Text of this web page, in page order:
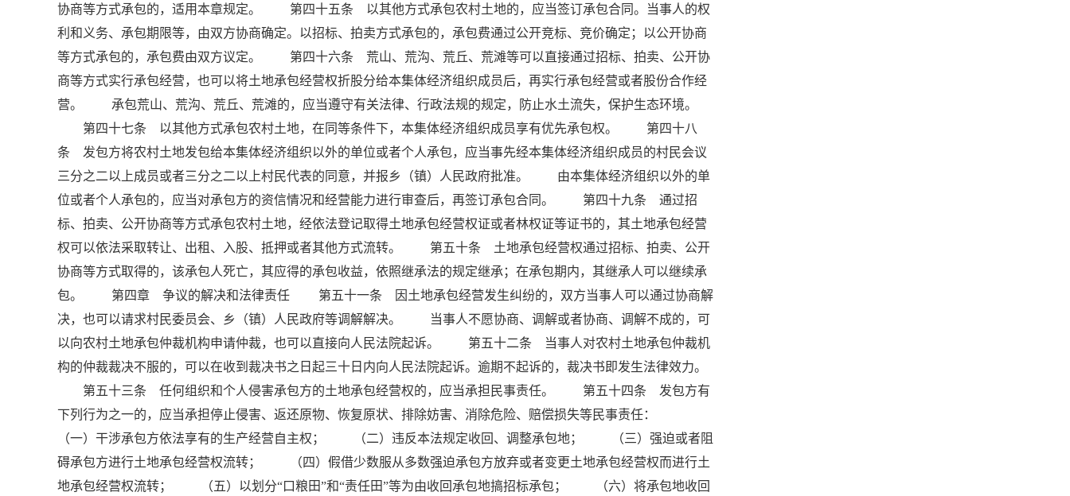
协商等方式承包的，适用本章规定。 第四十五条 以其他方式承包农村土地的，应当签订承包合同。当事人的权
利和义务、承包期限等，由双方协商确定。以招标、拍卖方式承包的，承包费通过公开竞标、竞价确定；以公开协商
等方式承包的，承包费由双方议定。 第四十六条 荒山、荒沟、荒丘、荒滩等可以直接通过招标、拍卖、公开协
商等方式实行承包经营，也可以将土地承包经营权折股分给本集体经济组织成员后，再实行承包经营或者股份合作经
营。 承包荒山、荒沟、荒丘、荒滩的，应当遵守有关法律、行政法规的规定，防止水土流失，保护生态环境。
第四十七条 以其他方式承包农村土地，在同等条件下，本集体经济组织成员享有优先承包权。 第四十八
条 发包方将农村土地发包给本集体经济组织以外的单位或者个人承包，应当事先经本集体经济组织成员的村民会议
三分之二以上成员或者三分之二以上村民代表的同意，并报乡（镇）人民政府批准。 由本集体经济组织以外的单
位或者个人承包的，应当对承包方的资信情况和经营能力进行审查后，再签订承包合同。 第四十九条 通过招
标、拍卖、公开协商等方式承包农村土地，经依法登记取得土地承包经营权证或者林权证等证书的，其土地承包经营
权可以依法采取转让、出租、入股、抵押或者其他方式流转。 第五十条 土地承包经营权通过招标、拍卖、公开
协商等方式取得的，该承包人死亡，其应得的承包收益，依照继承法的规定继承；在承包期内，其继承人可以继续承
包。 第四章 争议的解决和法律责任 第五十一条 因土地承包经营发生纠纷的，双方当事人可以通过协商解
决，也可以请求村民委员会、乡（镇）人民政府等调解解决。 当事人不愿协商、调解或者协商、调解不成的，可
以向农村土地承包仲裁机构申请仲裁，也可以直接向人民法院起诉。 第五十二条 当事人对农村土地承包仲裁机
构的仲裁裁决不服的，可以在收到裁决书之日起三十日内向人民法院起诉。逾期不起诉的，裁决书即发生法律效力。
第五十三条 任何组织和个人侵害承包方的土地承包经营权的，应当承担民事责任。 第五十四条 发包方有
下列行为之一的，应当承担停止侵害、返还原物、恢复原状、排除妨害、消除危险、赔偿损失等民事责任：
（一）干涉承包方依法享有的生产经营自主权； （二）违反本法规定收回、调整承包地； （三）强迫或者阻
碍承包方进行土地承包经营权流转； （四）假借少数服从多数强迫承包方放弃或者变更土地承包经营权而进行土
地承包经营权流转； （五）以划分“口粮田”和“责任田”等为由收回承包地搞招标承包； （六）将承包地收回